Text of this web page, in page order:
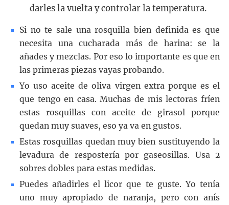
darles la vuelta y controlar la temperatura.
Si no te sale una rosquilla bien definida es que
necesita una cucharada más de harina: se la
añades y mezclas. Por eso lo importante es que en
las primeras piezas vayas probando.
Yo uso aceite de oliva virgen extra porque es el
que tengo en casa. Muchas de mis lectoras fríen
estas rosquillas con aceite de girasol porque
quedan muy suaves, eso ya va en gustos.
Estas rosquillas quedan muy bien sustituyendo la
levadura de respostería por gaseosillas. Usa 2
sobres dobles para estas medidas.
Puedes añadirles el licor que te guste. Yo tenía
uno muy apropiado de naranja, pero con anís